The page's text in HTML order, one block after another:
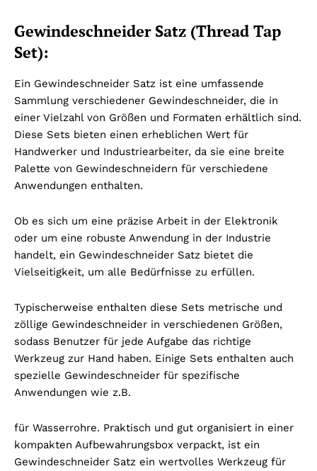
Gewindeschneider Satz (Thread Tap
Set):
Ein Gewindeschneider Satz ist eine umfassende
Sammlung verschiedener Gewindeschneider, die in
einer Vielzahl von Größen und Formaten erhältlich sind.
Diese Sets bieten einen erheblichen Wert für
Handwerker und Industriearbeiter, da sie eine breite
Palette von Gewindeschneidern für verschiedene
Anwendungen enthalten.
Ob es sich um eine präzise Arbeit in der Elektronik
oder um eine robuste Anwendung in der Industrie
handelt, ein Gewindeschneider Satz bietet die
Vielseitigkeit, um alle Bedürfnisse zu erfüllen.
Typischerweise enthalten diese Sets metrische und
zöllige Gewindeschneider in verschiedenen Größen,
sodass Benutzer für jede Aufgabe das richtige
Werkzeug zur Hand haben. Einige Sets enthalten auch
spezielle Gewindeschneider für spezifische
Anwendungen wie z.B.
für Wasserrohre. Praktisch und gut organisiert in einer
kompakten Aufbewahrungsbox verpackt, ist ein
Gewindeschneider Satz ein wertvolles Werkzeug für